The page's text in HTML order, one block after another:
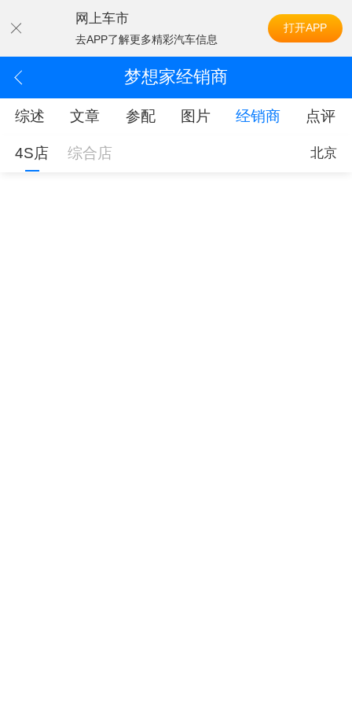
网上车市
去APP了解更多精彩汽车信息
打开APP
梦想家经销商
综述 文章 参配 图片 经销商 点评
4S店 综合店 北京